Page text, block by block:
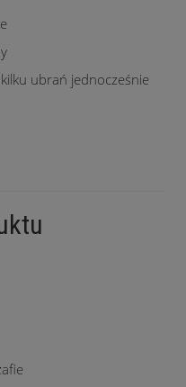
ubrań jednocześnie